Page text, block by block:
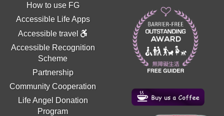
How to use FG
Accessible Life Apps
Accessible travel
Accessible Recognition
Scheme
Partnership
Community Cooperation
Life Angel Donation
Program